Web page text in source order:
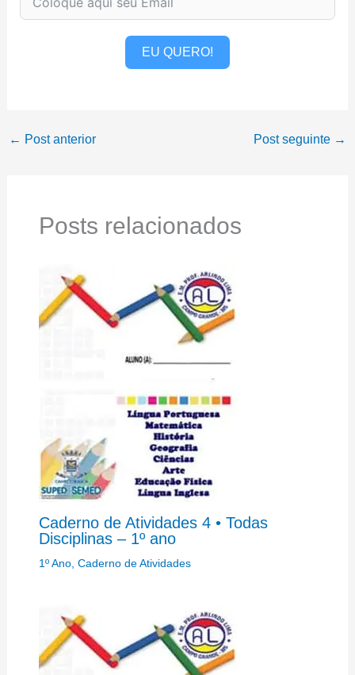
EU QUERO!
← Post anterior Post seguinte →
Posts relacionados
Caderno de Atividades 4 • Todas
Disciplinas – 1º ano
1º Ano, Caderno de Atividades